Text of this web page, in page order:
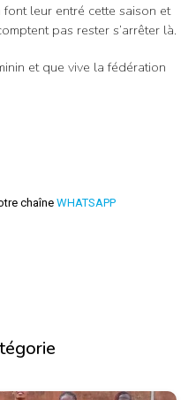
leur entré cette saison et
pas rester s’arrêter là.
et que vive la fédération
chaîne WHATSAPP